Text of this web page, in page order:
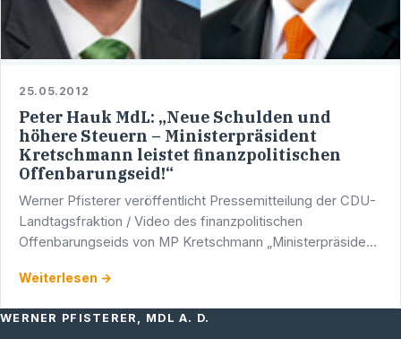
25.05.2012
Peter Hauk MdL: „Neue Schulden und
höhere Steuern – Ministerpräsident
Kretschmann leistet finanzpolitischen
Offenbarungseid!“
Werner Pfisterer veröffentlicht Pressemitteilung der CDU-
Landtagsfraktion / Video des finanzpolitischen
Offenbarungseids von MP Kretschmann „Ministerpräsident
…
Weiterlesen →
WERNER PFISTERER, MDL A. D.